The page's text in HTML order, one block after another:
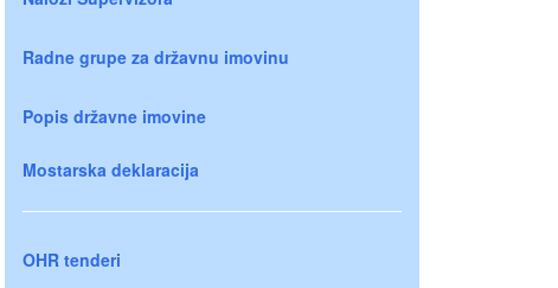
Radne grupe za državnu imovinu
Popis državne imovine
Mostarska deklaracija
OHR tenderi